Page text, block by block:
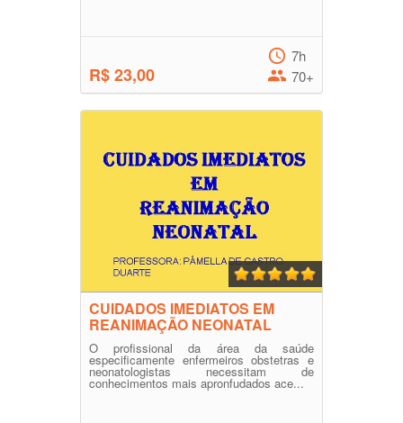
R$ 23,00
7h
70+
CUIDADOS IMEDIATOS EM
REANIMAÇÃO NEONATAL
O profissional da área da saúde
especificamente enfermeiros obstetras e
neonatologistas necessitam de
conhecimentos mais apronfudados ace...